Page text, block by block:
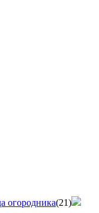
огородника(21)